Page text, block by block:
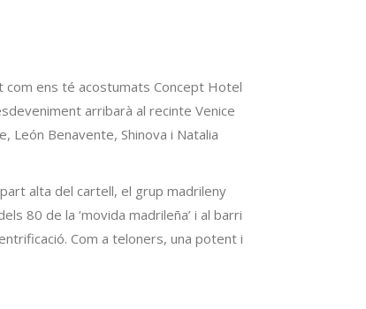
com ens té acostumats Concept Hotel
arribarà al recinte Venice
León Benavente, Shinova i Natalia
alta del cartell, el grup madrileny
80 de la ‘movida madrileña’ i al barri
Com a teloners, una potent i